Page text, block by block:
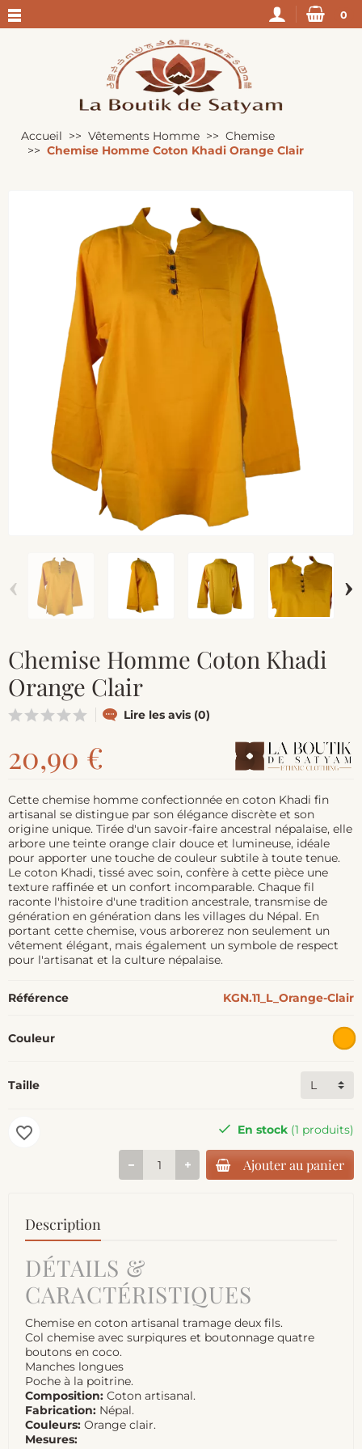
0
Accueil Vêtements Homme
Chemise
Chemise Homme Coton Khadi Orange Clair
‹ ›
Chemise Homme Coton Khadi
Orange Clair
Lire les avis (0)
20,90 €
Cette chemise homme confectionnée en coton Khadi fin
artisanal se distingue par son élégance discrète et son
origine unique. Tirée d'un savoir-faire ancestral népalaise, elle
arbore une teinte orange clair douce et lumineuse, idéale
pour apporter une touche de couleur subtile à toute tenue.
Le coton Khadi, tissé avec soin, confère à cette pièce une
texture raffinée et un confort incomparable. Chaque fil
raconte l'histoire d'une tradition ancestrale, transmise de
génération en génération dans les villages du Népal. En
portant cette chemise, vous arborerez non seulement un
vêtement élégant, mais également un symbole de respect
pour l'artisanat et la culture népalaise.
Référence KGN.11_L_Orange-Clair
Couleur
Taille
En stock (1 produits)
Ajouter au panier
favorite_border
Description
DÉTAILS &
CARACTÉRISTIQUES
Chemise en coton artisanal tramage deux fils.
Col chemise avec surpiqures et boutonnage quatre
boutons en coco.
Manches longues
Poche à la poitrine.
Composition: Coton artisanal.
Fabrication: Népal.
Couleurs: Orange clair.
Mesures: